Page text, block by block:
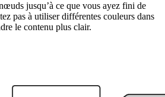
jusqu’à ce que vous ayez fini de
pas à utiliser différentes couleurs dans
le contenu plus clair.